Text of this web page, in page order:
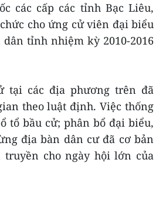
các cấp các tỉnh Bạc Liêu,
cho ứng cử viên đại biểu
tỉnh nhiệm kỳ 2010-2016
tại các địa phương trên đã
theo luật định. Việc thống
tổ bầu cử; phân bổ đại biểu,
địa bàn dân cư đã cơ bản
cho ngày hội lớn của